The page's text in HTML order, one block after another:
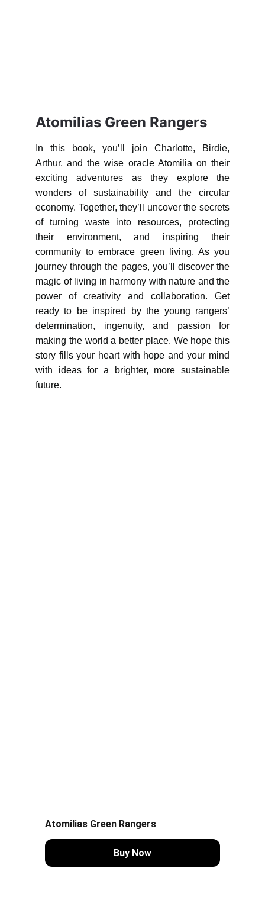
Atomilias Green Rangers
In this book, you’ll join Charlotte, Birdie,
Arthur, and the wise oracle Atomilia on their
exciting adventures as they explore the
wonders of sustainability and the circular
economy. Together, they’ll uncover the secrets
of turning waste into resources, protecting
their environment, and inspiring their
community to embrace green living. As you
journey through the pages, you’ll discover the
magic of living in harmony with nature and the
power of creativity and collaboration. Get
ready to be inspired by the young rangers’
determination, ingenuity, and passion for
making the world a better place. We hope this
story fills your heart with hope and your mind
with ideas for a brighter, more sustainable
future.
Atomilias Green Rangers
Buy Now